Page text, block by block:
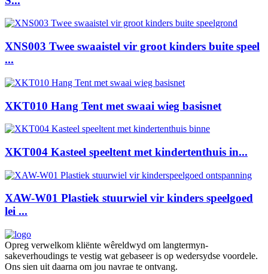
XNS003 Twee swaaistel vir groot kinders buite speel
...
XKT010 Hang Tent met swaai wieg basisnet
XKT004 Kasteel speeltent met kindertenthuis in...
XAW-W01 Plastiek stuurwiel vir kinders speelgoed
lei ...
Opreg verwelkom kliënte wêreldwyd om langtermyn-
sakeverhoudings te vestig wat gebaseer is op wedersydse voordele.
Ons sien uit daarna om jou navrae te ontvang.